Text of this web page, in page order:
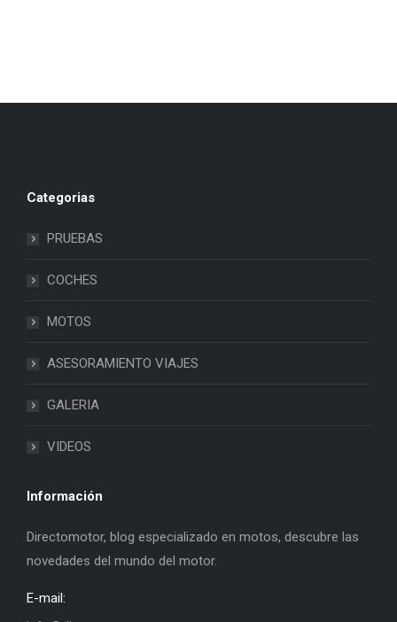
Categorias
PRUEBAS
COCHES
MOTOS
ASESORAMIENTO VIAJES
GALERIA
VIDEOS
Información
Directomotor, blog especializado en motos, descubre las
novedades del mundo del motor.
E-mail: